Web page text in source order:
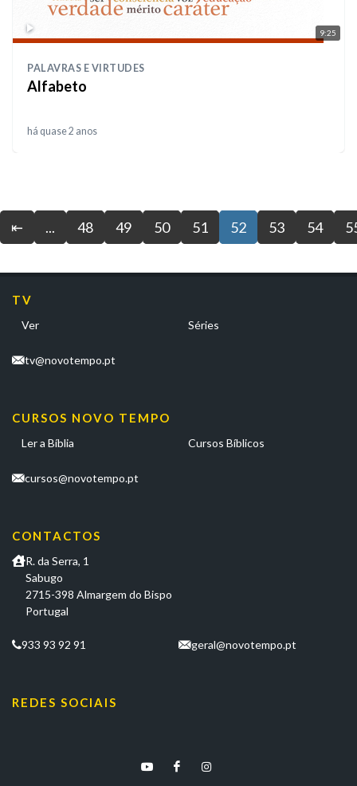
9:25
PALAVRAS E VIRTUDES
Alfabeto
há quase 2 anos
⇤ ... 48 49 50 51 52 53 54
TV
Ver Séries
tv@novotempo.pt
CURSOS NOVO TEMPO
Ler a Bíblia Cursos Bíblicos
cursos@novotempo.pt
CONTACTOS
R. da Serra, 1
Sabugo
2715-398 Almargem do Bispo
Portugal
933 93 92 91 geral@novotempo.pt
REDES SOCIAIS